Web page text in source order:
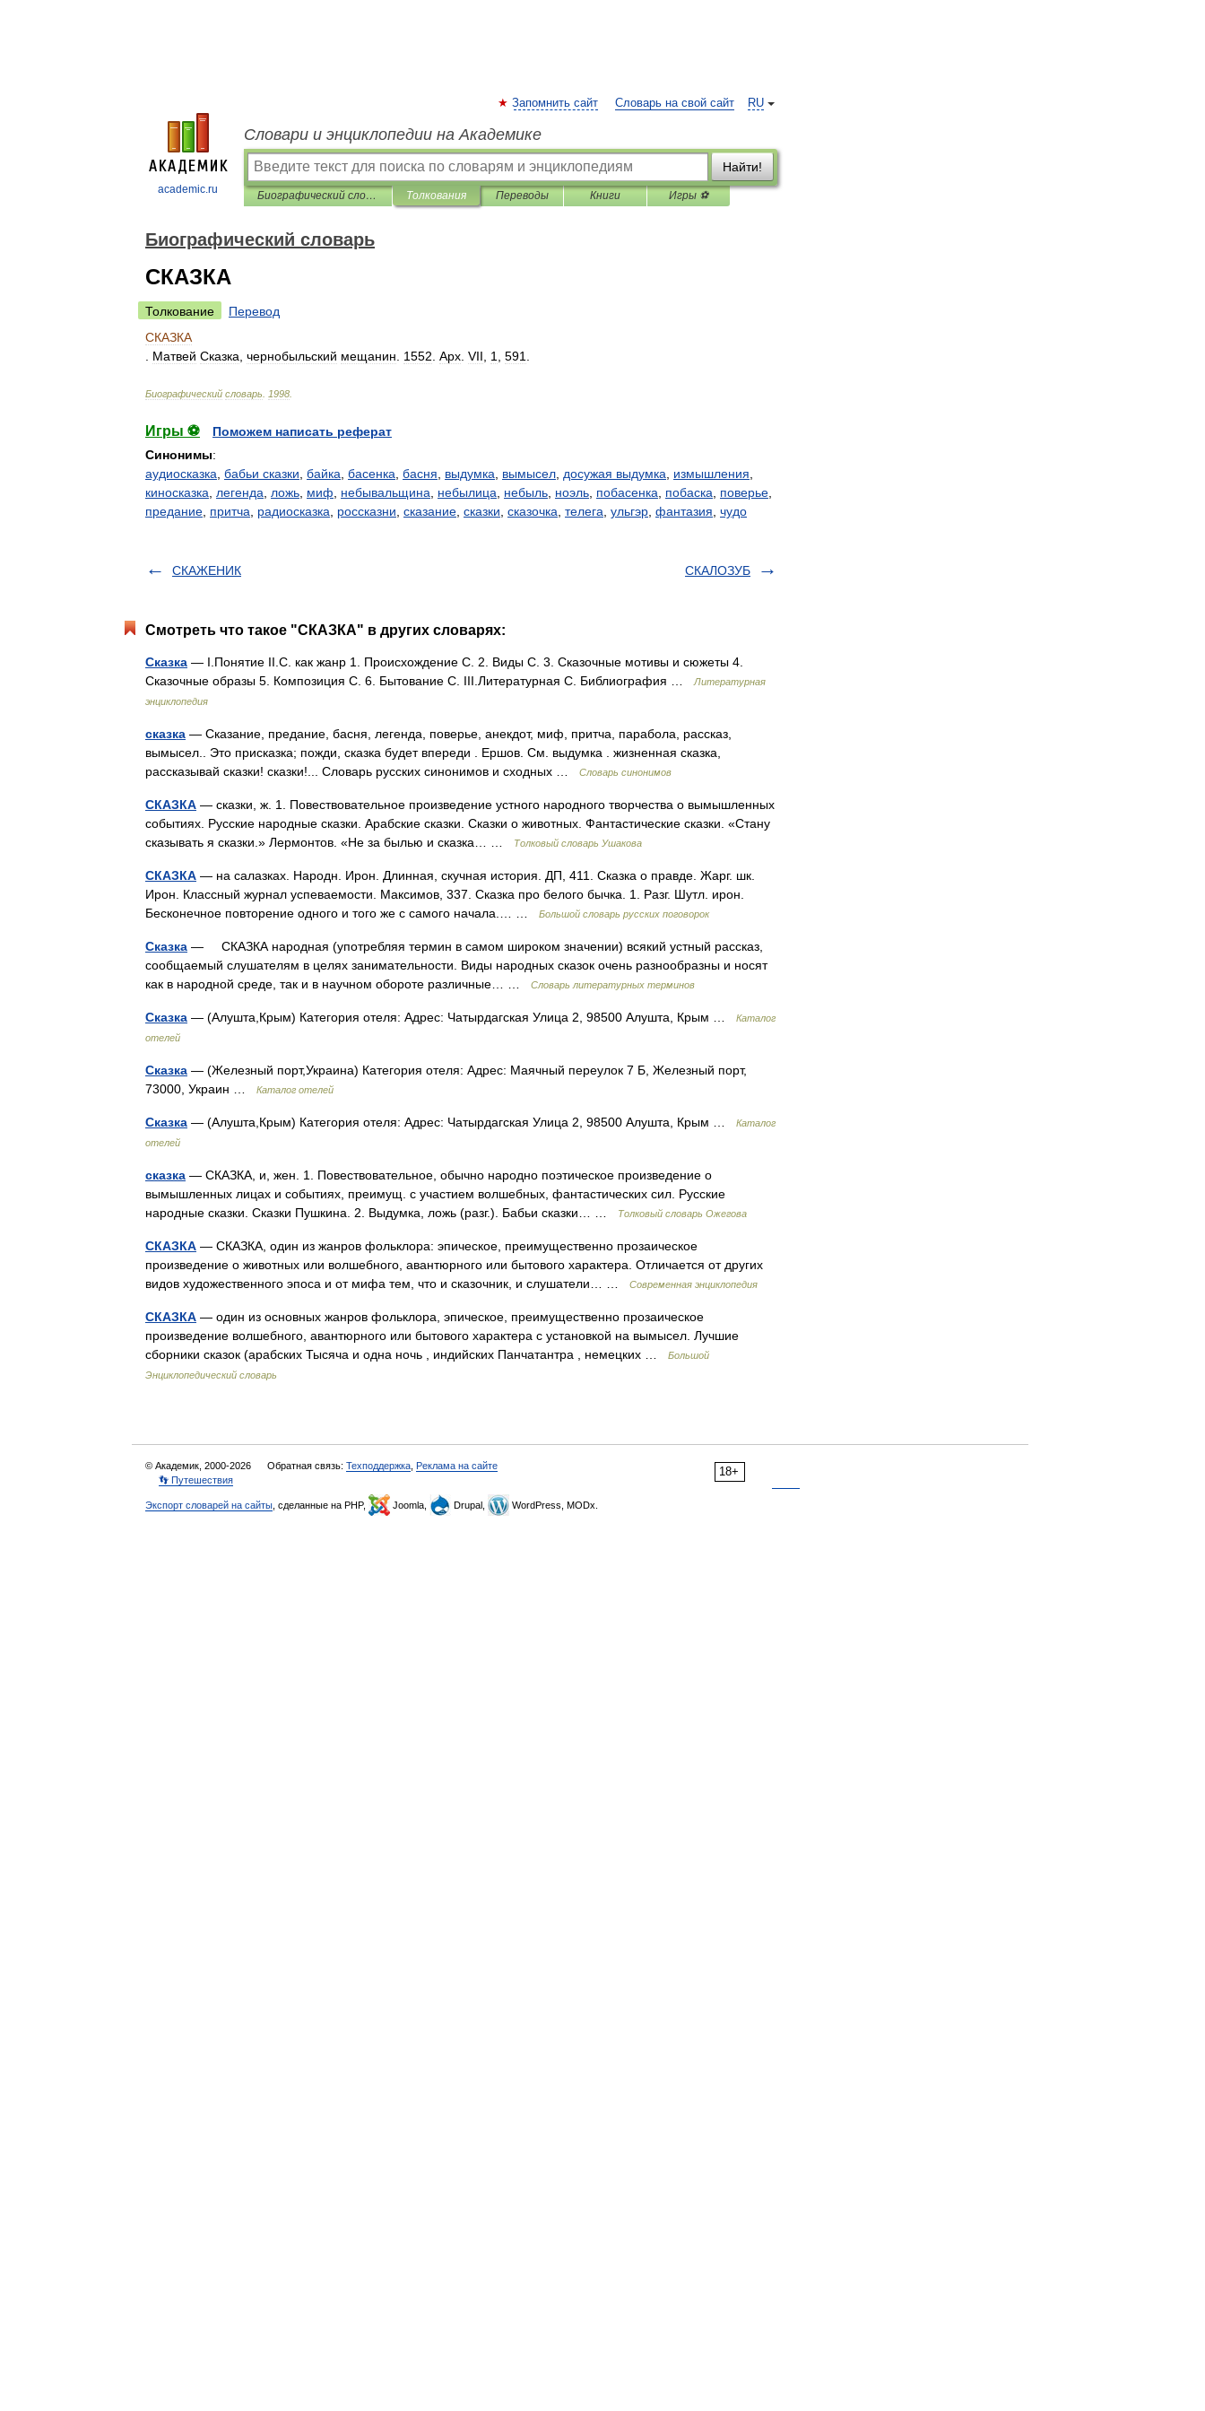
academic.ru
RU
Запомнить сайт Словарь на свой сайт
Словари и энциклопедии на Академике
Найти!
Биографический словарь Толкования Переводы Книги Игры ⚽
Биографический словарь
СКАЗКА
Толкование
Перевод
СКАЗКА
Матвей Сказка чернобыльский мещанин 1552 Арх VII 1 591
Биографический словарь 1998
Игры ⚽
Поможем написать реферат
Синонимы:
аудиосказка бабьи сказки байка басенка басня выдумка вымысел досужая выдумка измышления
киносказка
легенда ложь миф небывальщина небылица небыль ноэль побасенка побаска поверье
предание притча радиосказка россказни сказание сказки сказочка телега ульгэр фантазия чудо
СКАЖЕНИК СКАЛОЗУБ
Смотреть что такое "СКАЗКА" в других словарях:
Сказка — I.Понятие II.С. как жанр 1. Происхождение С. 2. Виды С. 3. Сказочные мотивы и сюжеты 4.
Сказочные образы 5. Композиция С. 6. Бытование С. III.Литературная С. Библиография …
Литературная
энциклопедия
сказка — Сказание, предание, басня, легенда, поверье, анекдот, миф, притча, парабола, рассказ,
вымысел.. Это присказка; пожди, сказка будет впереди . Ершов. См. выдумка . жизненная сказка,
рассказывай сказки! сказки!... Словарь русских синонимов и сходных …
Словарь синонимов
СКАЗКА — сказки, ж. 1. Повествовательное произведение устного народного творчества о вымышленных
событиях. Русские народные сказки. Арабские сказки. Сказки о животных. Фантастические сказки. «Стану
сказывать я сказки.» Лермонтов. «Не за былью и сказка… …
Толковый словарь Ушакова
СКАЗКА — на салазках. Народн. Ирон. Длинная, скучная история. ДП, 411. Сказка о правде. Жарг. шк.
Ирон. Классный журнал успеваемости. Максимов, 337. Сказка про белого бычка. 1. Разг. Шутл. ирон.
Бесконечное повторение одного и того же с самого начала.… …
Большой словарь русских поговорок
Сказка — СКАЗКА народная (употребляя термин в самом широком значении) всякий устный рассказ,
сообщаемый слушателям в целях занимательности. Виды народных сказок очень разнообразны и носят
как в народной среде, так и в научном обороте различные… …
Словарь литературных терминов
Сказка — (Алушта,Крым) Категория отеля: Адрес: Чатырдагская Улица 2, 98500 Алушта, Крым …
Каталог
отелей
Сказка — (Железный порт,Украина) Категория отеля: Адрес: Маячный переулок 7 Б, Железный порт,
73000, Украин …
Каталог отелей
Сказка — (Алушта,Крым) Категория отеля: Адрес: Чатырдагская Улица 2, 98500 Алушта, Крым …
Каталог
отелей
сказка — СКАЗКА, и, жен. 1. Повествовательное, обычно народно поэтическое произведение о
вымышленных лицах и событиях, преимущ. с участием волшебных, фантастических сил. Русские
народные сказки. Сказки Пушкина. 2. Выдумка, ложь (разг.). Бабьи сказки… …
Толковый словарь Ожегова
СКАЗКА — СКАЗКА, один из жанров фольклора: эпическое, преимущественно прозаическое
произведение о животных или волшебного, авантюрного или бытового характера. Отличается от других
видов художественного эпоса и от мифа тем, что и сказочник, и слушатели… …
Современная энциклопедия
СКАЗКА — один из основных жанров фольклора, эпическое, преимущественно прозаическое
произведение волшебного, авантюрного или бытового характера с установкой на вымысел. Лучшие
сборники сказок (арабских Тысяча и одна ночь , индийских Панчатантра , немецких …
Большой
Энциклопедический словарь
18+
© Академик, 2000-2026 Обратная связь: Техподдержка Реклама на сайте
👣 Путешествия
Экспорт словарей на сайты , сделанные на PHP, Joomla, Drupal, WordPress, MODx.